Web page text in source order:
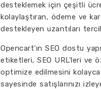
desteklemek için çeşitli
kolaylaştıran, ödeme ve
destekleyen uzantıları
Opencart'ın SEO dostu
etiketleri, SEO URL'leri ve
optimize edilmesini
sayesinde satışlarınızı